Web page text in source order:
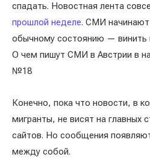
спадать. Новостная лента
прошлой неделе. СМИ начинают
обычному состоянию — винить
О чем пишут СМИ в Австрии в
№18
Конечно, пока что новости, в
мигранты, не висят на главных
сайтов. Но сообщения
между собой.